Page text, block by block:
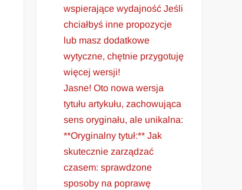
wspierające wydajność Jeśli
chciałbyś inne propozycje
lub masz dodatkowe
wytyczne, chętnie przygotuję
więcej wersji!
Jasne! Oto nowa wersja
tytułu artykułu, zachowująca
sens oryginału, ale unikalna:
**Oryginalny tytuł:** Jak
skutecznie zarządzać
czasem: sprawdzone
sposoby na poprawę